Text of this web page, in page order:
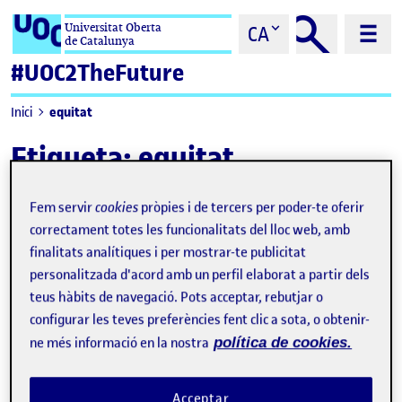
Saltar al contingutUniversitat Oberta
de Catalunya
CA
#UOC2TheFuture
Inici equitat
Etiqueta:equitat
Fem servircookies pròpies i de tercers per poder-te oferir
correctament totes les funcionalitats del lloc web, amb
finalitats analítiques i per mostrar-te publicitat
personalitzada d'acord amb un perfil elaborat a partir dels
teus hàbits de navegació. Pots acceptar, rebutjar o
configurar les teves preferències fent clic a sota, o obtenir-
ne més informació en la nostra política de cookies.